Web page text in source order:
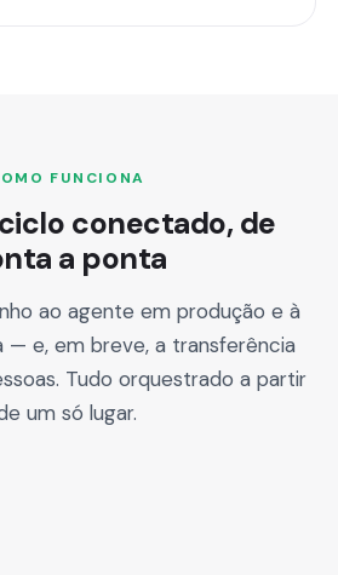
FUNCIONA
conectado, de
a ponta
ao agente em produção e à
— e, em breve, a transferência
Tudo orquestrado a partir
um só lugar.